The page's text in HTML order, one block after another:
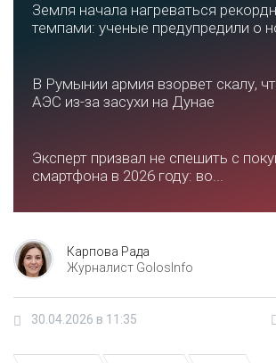
Земля начала нагреваться
темпами: ученые предупредили о
В Румынии армия взорвет скалу,
АЭС из-за засухи на Дунае
Эксперт призвал не спешить с
смартфона в 2026 году: во...
Карпова Рада
Журналист GolosInfo
30.04.2026 в 11:35